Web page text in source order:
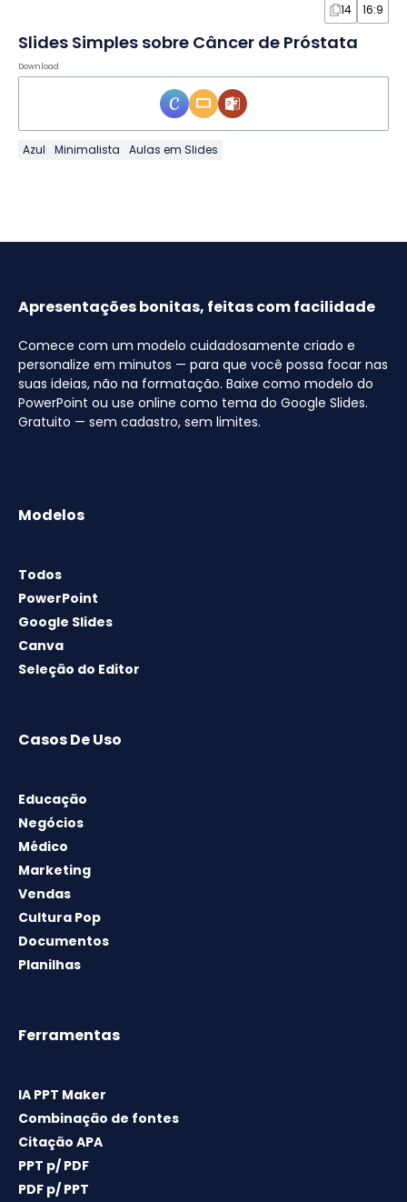
14 16:9
Slides Simples sobre Câncer de Próstata
Download
Azul Minimalista Aulas em Slides
Apresentações bonitas, feitas com facilidade
Comece com um modelo cuidadosamente criado e
personalize em minutos — para que você possa focar nas
suas ideias, não na formatação. Baixe como modelo do
PowerPoint ou use online como tema do Google Slides.
Gratuito — sem cadastro, sem limites.
Modelos
Todos
PowerPoint
Google Slides
Canva
Seleção do Editor
Casos De Uso
Educação
Negócios
Médico
Marketing
Vendas
Cultura Pop
Documentos
Planilhas
Ferramentas
IA PPT Maker
Combinação de fontes
Citação APA
PPT p/ PDF
PDF p/ PPT